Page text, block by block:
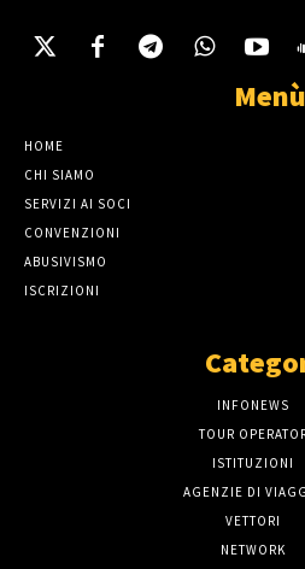
Menù
HOME
CHI SIAMO
SERVIZI AI SOCI
CONVENZIONI
ABUSIVISMO
ISCRIZIONI
INFONEWS
TOUR
ISTITUZIONI
AGENZIE DI
VETTORI
NETWORK